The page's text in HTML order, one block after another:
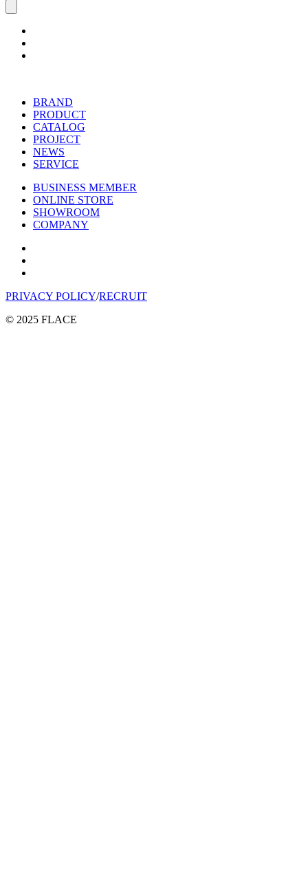
BRAND
PRODUCT
CATALOG
PROJECT
NEWS
SERVICE
BUSINESS MEMBER
ONLINE STORE
SHOWROOM
COMPANY
PRIVACY POLICY/RECRUIT
© 2025 FLACE